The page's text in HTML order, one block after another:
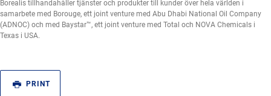
Borealis tillhandahåller tjänster och produkter till kunder över hela världen i
samarbete med Borouge, ett joint venture med Abu Dhabi National Oil Company
(ADNOC) och med Baystar™, ett joint venture med Total och NOVA Chemicals i
Texas i USA.
PRINT